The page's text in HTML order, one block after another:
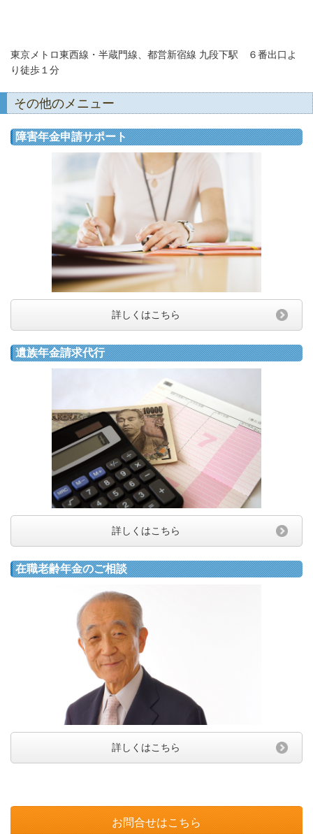
東京メトロ東西線・半蔵門線、都営新宿線 九段下駅 ６番出口よ
り徒歩１分
その他のメニュー
障害年金申請サポート
詳しくはこちら
遺族年金請求代行
詳しくはこちら
在職老齢年金のご相談
詳しくはこちら
お問合せはこちら